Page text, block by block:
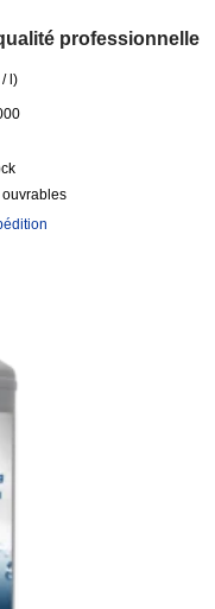
professionnelle
/ )